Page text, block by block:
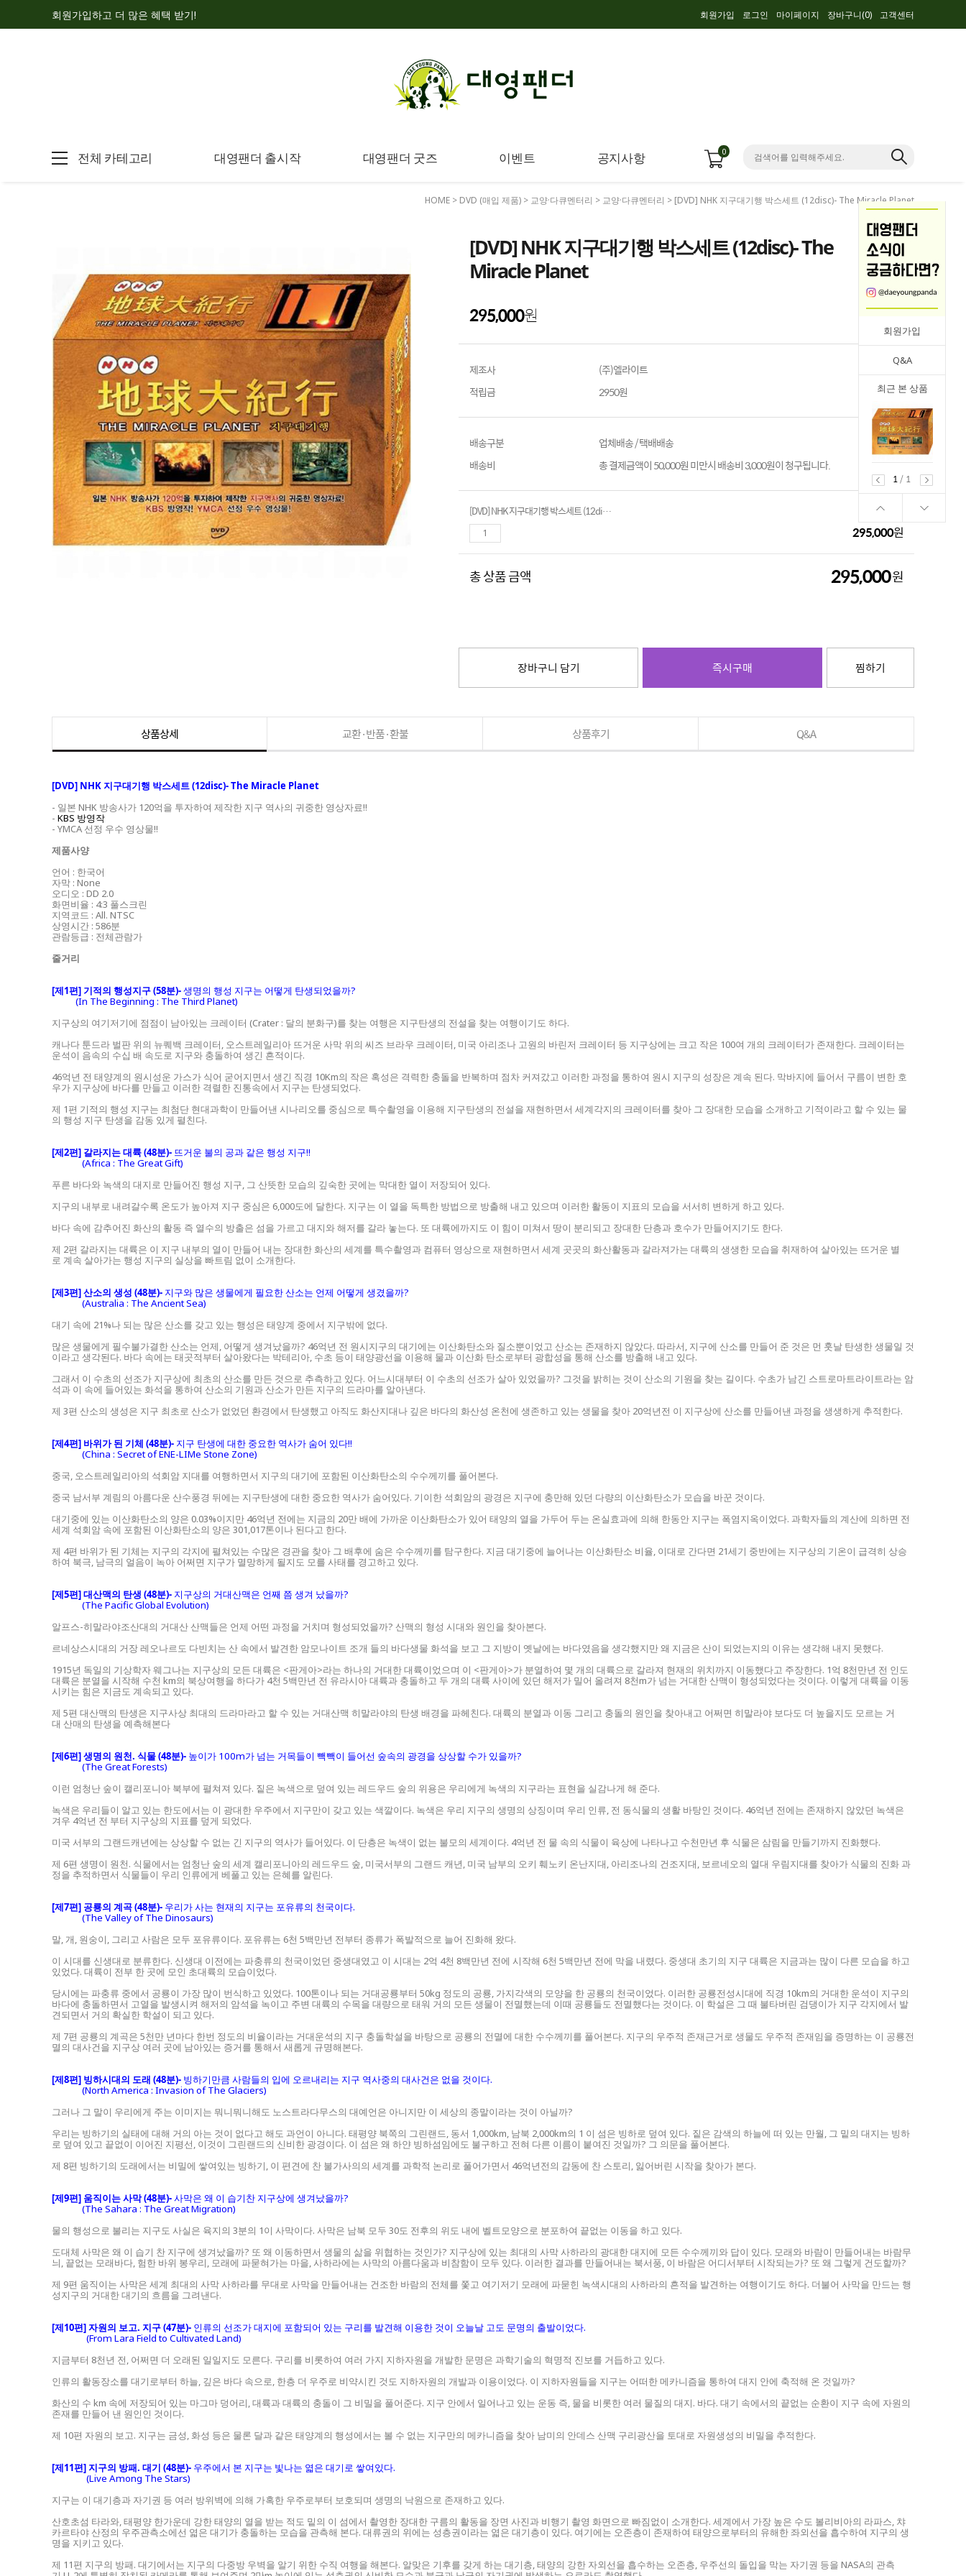
회원가입하고 더 많은 혜택 받기! 회원가입 로그인 마이페이지 장바구니(0) 고객센터
전체 카테고리 대영팬더 출시작 대영팬더 굿즈 이벤트 공지사항 0
회원가입
Q&A
최근 본 상품
1
/ 1
HOME > DVD (매입 제품) > 교양·다큐멘터리 > 교양·다큐멘터리 > [DVD] NHK 지구대기행 박스세트 (12disc)- The Miracle Planet
[DVD] NHK 지구대기행 박스세트 (12disc)- The
Miracle Planet
295,000원
제조사
(주)엘라이트
적립금
2950원
배송구분
업체배송 / 택배배송
배송비
총 결제금액이 50,000원 미만시 배송비 3,000원이 청구됩니다.
[DVD] NHK 지구대기행 박스세트 (12disc)- The Miracle Planet
295,000원
총 상품 금액 295,000원
장바구니 담기 즉시구매 찜하기
상품상세 교환·반품·환불 상품후기 Q&A
[DVD] NHK 지구대기행 박스세트 (12disc)- The Miracle Planet
- 일본 NHK 방송사가 120억을 투자하여 제작한 지구 역사의 귀중한 영상자료!!
- KBS 방영작
- YMCA 선정 우수 영상물!!
제품사양
언어 : 한국어
자막 : None
오디오 : DD 2.0
화면비율 : 4:3 풀스크린
지역코드 : All. NTSC
상영시간 : 586분
관람등급 : 전체관람가
줄거리
[제1편] 기적의 행성지구 (58분)-생명의 행성 지구는 어떻게 탄생되었을까?
(In The Beginning : The Third Planet)
지구상의 여기저기에 점점이 남아있는 크레이터 (Crater : 달의 분화구)를 찾는 여행은 지구탄생의 전설을 찾는 여행이기도 하다.
캐나다 툰드라 벌판 위의 뉴퀘백 크레이터, 오스트레일리아 뜨거운 사막 위의 씨즈 브라우 크레이터, 미국 아리조나 고원의 바린저 크레이터 등 지구상에는 크고 작은 100여 개의 크레이터가 존재한다. 크레이터는
운석이 음속의 수십 배 속도로 지구와 충돌하여 생긴 흔적이다.
46억년 전 태양계의 원시성운 가스가 식어 굳어지면서 생긴 직경 10Km의 작은 혹성은 격력한 충돌을 반복하며 점차 커져갔고 이러한 과정을 통하여 원시 지구의 성장은 계속 된다. 막바지에 들어서 구름이 변한 호
우가 지구상에 바다를 만들고 이러한 격렬한 진통속에서 지구는 탄생되었다.
제 1편 기적의 행성 지구는 최첨단 현대과학이 만들어낸 시나리오를 중심으로 특수촬영을 이용해 지구탄생의 전설을 재현하면서 세계각지의 크레이터를 찾아 그 장대한 모습을 소개하고 기적이라고 할 수 있는 물
의 행성 지구 탄생을 감동 있게 펼친다.
[제2편] 갈라지는 대륙 (48분)- 뜨거운 불의 공과 같은 행성 지구!!
(Africa : The Great Gift)
푸른 바다와 녹색의 대지로 만들어진 행성 지구, 그 산뜻한 모습의 깊숙한 곳에는 막대한 열이 저장되어 있다.
지구의 내부로 내려갈수록 온도가 높아져 지구 중심은 6,000도에 달한다. 지구는 이 열을 독특한 방법으로 방출해 내고 있으며 이러한 활동이 지표의 모습을 서서히 변하게 하고 있다.
바다 속에 감추어진 화산의 활동 즉 열수의 방출은 섬을 가르고 대지와 해저를 갈라 놓는다. 또 대륙에까지도 이 힘이 미쳐서 땅이 분리되고 장대한 단층과 호수가 만들어지기도 한다.
제 2편 갈라지는 대륙은 이 지구 내부의 열이 만들어 내는 장대한 화산의 세계를 특수촬영과 컴퓨터 영상으로 재현하면서 세계 곳곳의 화산활동과 갈라져가는 대륙의 생생한 모습을 취재하여 살아있는 뜨거운 별
로 계속 살아가는 행성 지구의 실상을 빠트림 없이 소개한다.
[제3편] 산소의 생성 (48분)- 지구와 많은 생물에게 필요한 산소는 언제 어떻게 생겼을까?
(Australia : The Ancient Sea)
대기 속에 21%나 되는 많은 산소를 갖고 있는 행성은 태양계 중에서 지구밖에 없다.
많은 생물에게 필수불가결한 산소는 언제, 어떻게 생겨났을까? 46억년 전 원시지구의 대기에는 이산화탄소와 질소뿐이었고 산소는 존재하지 않았다. 따라서, 지구에 산소를 만들어 준 것은 먼 훗날 탄생한 생물일 것
이라고 생각된다. 바다 속에는 태곳적부터 살아왔다는 박테리아, 수초 등이 태양광선을 이용해 물과 이산화 탄소로부터 광합성을 통해 산소를 방출해 내고 있다.
그래서 이 수초의 선조가 지구상에 최초의 산소를 만든 것으로 추측하고 있다. 어느시대부터 이 수초의 선조가 살아 있었을까? 그것을 밝히는 것이 산소의 기원을 찾는 길이다. 수초가 남긴 스트로마트라이트라는 암
석과 이 속에 들어있는 화석을 통하여 산소의 기원과 산소가 만든 지구의 드라마를 알아낸다.
제 3편 산소의 생성은 지구 최초로 산소가 없었던 환경에서 탄생했고 아직도 화산지대나 깊은 바다의 화산성 온천에 생존하고 있는 생물을 찾아 20억년전 이 지구상에 산소를 만들어낸 과정을 생생하게 추적한다.
[제4편] 바위가 된 기체 (48분)- 지구 탄생에 대한 중요한 역사가 숨어 있다!!
(China : Secret of ENE-LIMe Stone Zone)
중국, 오스트레일리아의 석회암 지대를 여행하면서 지구의 대기에 포함된 이산화탄소의 수수께끼를 풀어본다.
중국 남서부 계림의 아름다운 산수풍경 뒤에는 지구탄생에 대한 중요한 역사가 숨어있다. 기이한 석회암의 광경은 지구에 충만해 있던 다량의 이산화탄소가 모습을 바꾼 것이다.
대기중에 있는 이산화탄소의 양은 0.03%이지만 46억년 전에는 지금의 20만 배에 가까운 이산화탄소가 있어 태양의 열을 가두어 두는 온실효과에 의해 한동안 지구는 폭염지옥이었다. 과학자들의 계산에 의하면 전
세계 석회암 속에 포함된 이산화탄소의 양은 301,017톤이나 된다고 한다.
제 4편 바위가 된 기체는 지구의 각지에 펼쳐있는 수많은 경관을 찾아 그 배후에 숨은 수수께끼를 탐구한다. 지금 대기중에 늘어나는 이산화탄소 비율, 이대로 간다면 21세기 중반에는 지구상의 기온이 급격히 상승
하여 북극, 남극의 얼음이 녹아 어쩌면 지구가 멸망하게 될지도 모를 사태를 경고하고 있다.
[제5편] 대산맥의 탄생 (48분)- 지구상의 거대산맥은 언째 쯤 생겨 났을까?
(The Pacific Global Evolution)
알프스-히말라야조산대의 거대산 산맥들은 언제 어떤 과정을 거치며 형성되었을까? 산맥의 형성 시대와 원인을 찾아본다.
르네상스시대의 거장 레오나르도 다빈치는 산 속에서 발견한 암모나이트 조개 들의 바다생물 화석을 보고 그 지방이 옛날에는 바다였음을 생각했지만 왜 지금은 산이 되었는지의 이유는 생각해 내지 못했다.
1915년 독일의 기상학자 웨그나는 지구상의 모든 대륙은 <판게아>라는 하나의 거대한 대륙이었으며 이 <판게아>가 분열하여 몇 개의 대륙으로 갈라져 현재의 위치까지 이동했다고 주장한다. 1억 8천만년 전 인도
대륙은 분열을 시작해 수천 km의 북상여행을 하다가 4천 5백만년 전 유라시아 대륙과 충돌하고 두 개의 대륙 사이에 있던 해저가 밀어 올려져 8천m가 넘는 거대한 산맥이 형성되었다는 것이다. 이렇게 대륙을 이동
시키는 힘은 지금도 계속되고 있다.
제 5편 대산맥의 탄생은 지구사상 최대의 드라마라고 할 수 있는 거대산맥 히말라야의 탄생 배경을 파헤친다. 대륙의 분열과 이동 그리고 충돌의 원인을 찾아내고 어쩌면 히말라야 보다도 더 높을지도 모르는 거
대 산매의 탄생을 예측해본다
[제6편] 생명의 원천. 식물 (48분)- 높이가 100m가 넘는 거목들이 빽빽이 들어선 숲속의 광경을 상상할 수가 있을까?
(The Great Forests)
이런 엄청난 숲이 캘리포니아 북부에 펼쳐져 있다. 짙은 녹색으로 덮여 있는 레드우드 숲의 위용은 우리에게 녹색의 지구라는 표현을 실감나게 해 준다.
녹색은 우리들이 알고 있는 한도에서는 이 광대한 우주에서 지구만이 갖고 있는 색깔이다. 녹색은 우리 지구의 생명의 상징이며 우리 인류, 전 동식물의 생활 바탕인 것이다. 46억년 전에는 존재하지 않았던 녹색은
겨우 4억년 전 부터 지구상의 지표를 덮게 되었다.
미국 서부의 그랜드캐년에는 상상할 수 없는 긴 지구의 역사가 들어있다. 이 단층은 녹색이 없는 불모의 세계이다. 4억년 전 물 속의 식물이 육상에 나타나고 수천만년 후 식물은 삼림을 만들기까지 진화했다.
제 6편 생명이 원천. 식물에서는 엄청난 숲의 세계 캘리포니아의 레드우드 숲, 미국서부의 그랜드 캐년, 미국 남부의 오키 훼노키 온난지대, 아리조나의 건조지대, 보르네오의 열대 우림지대를 찾아가 식물의 진화 과
정을 추적하면서 식물들이 우리 인류에게 베풀고 있는 은혜를 알린다.
[제7편] 공룡의 계곡 (48분)- 우리가 사는 현재의 지구는 포유류의 천국이다.
(The Valley of The Dinosaurs)
말, 개, 원숭이, 그리고 사람은 모두 포유류이다. 포유류는 6천 5백만년 전부터 종류가 폭발적으로 늘어 진화해 왔다.
이 시대를 신생대로 분류한다. 신생대 이전에는 파충류의 천국이었던 중생대였고 이 시대는 2억 4천 8백만년 전에 시작해 6천 5백만년 전에 막을 내렸다. 중생대 초기의 지구 대륙은 지금과는 많이 다른 모습을 하고
있었다. 대륙이 전부 한 곳에 모인 초대륙의 모습이었다.
당시에는 파충류 중에서 공룡이 가장 많이 번식하고 있었다. 100톤이나 되는 거대공룡부터 50kg 정도의 공룡, 가지각색의 모양을 한 공룡의 천국이었다. 이러한 공룡전성시대에 직경 10km의 거대한 운석이 지구의
바다에 충돌하면서 고열을 발생시켜 해저의 암석을 녹이고 주변 대륙의 수목을 대량으로 태워 거의 모든 생물이 전멸했는데 이때 공룡들도 전멸했다는 것이다. 이 학설은 그 때 불타버린 검댕이가 지구 각지에서 발
견되면서 거의 확실한 학설이 되고 있다.
제 7편 공룡의 계곡은 5천만 년마다 한번 정도의 비율이라는 거대운석의 지구 충돌학설을 바탕으로 공룡의 전멸에 대한 수수께끼를 풀어본다. 지구의 우주적 존재근거로 생물도 우주적 존재임을 증명하는 이 공룡전
멸의 대사건을 지구상 여러 곳에 남아있는 증거를 통해서 새롭게 규명해본다.
[제8편] 빙하시대의 도래 (48분)- 빙하기만큼 사람들의 입에 오르내리는 지구 역사중의 대사건은 없을 것이다.
(North America : Invasion of The Glaciers)
그러나 그 말이 우리에게 주는 이미지는 뭐니뭐니해도 노스트라다무스의 대예언은 아니지만 이 세상의 종말이라는 것이 아닐까?
우리는 빙하기의 실태에 대해 거의 아는 것이 없다고 해도 과언이 아니다. 태평양 북쪽의 그린랜드, 동서 1,000km, 남북 2,000km의 1 이 섬은 빙하로 덮여 있다. 짙은 감색의 하늘에 떠 있는 만월, 그 밑의 대지는 빙하
로 덮여 있고 끝없이 이어진 지평선, 이것이 그린랜드의 신비한 광경이다. 이 섬은 왜 하얀 빙하섬임에도 불구하고 전혀 다른 이름이 붙여진 것일까? 그 의문을 풀어본다.
제 8편 빙하기의 도래에서는 비밀에 쌓여있는 빙하기, 이 편견에 찬 불가사의의 세계를 과학적 논리로 풀어가면서 46억년전의 감동에 찬 스토리, 잃어버린 시작을 찾아가 본다.
[제9편] 움직이는 사막 (48분)-사막은 왜 이 습기찬 지구상에 생겨났을까?
(The Sahara : The Great Migration)
물의 행성으로 불리는 지구도 사실은 육지의 3분의 1이 사막이다. 사막은 남북 모두 30도 전후의 위도 내에 벨트모양으로 분포하여 끝없는 이동을 하고 있다.
도대체 사막은 왜 이 습기 찬 지구에 생겨났을까? 또 왜 이동하면서 생물의 삶을 위협하는 것인가? 지구상에 있는 최대의 사막 사하라의 광대한 대지에 모든 수수께끼와 답이 있다. 모래와 바람이 만들어내는 바람무
늬, 끝없는 모래바다, 험한 바위 봉우리, 모래에 파묻혀가는 마을, 사하라에는 사막의 아름다움과 비참함이 모두 있다. 이러한 결과를 만들어내는 북서풍, 이 바람은 어디서부터 시작되는가? 또 왜 그렇게 건도할까?
제 9편 움직이는 사막은 세계 최대의 사막 사하라를 무대로 사막을 만들어내는 건조한 바람의 전체를 쫓고 여기저기 모래에 파묻힌 녹색시대의 사하라의 흔적을 발견하는 여행이기도 하다. 더불어 사막을 만드는 행
성지구의 거대한 대기의 흐름을 그려낸다.
[제10편] 자원의 보고. 지구 (47분)- 인류의 선조가 대지에 포함되어 있는 구리를 발견해 이용한 것이 오늘날 고도 문명의 출발이었다.
(From Lara Field to Cultivated Land)
지금부터 8천년 전, 어쩌면 더 오래된 일일지도 모른다. 구리를 비롯하여 여러 가지 지하자원을 개발한 문명은 과학기술의 혁명적 진보를 거듭하고 있다.
인류의 활동장소를 대기로부터 하늘, 깊은 바다 속으로, 한층 더 우주로 비약시킨 것도 지하자원의 개발과 이용이었다. 이 지하자원들을 지구는 어떠한 메카니즘을 통하여 대지 안에 축적해 온 것일까?
화산의 수 km 속에 저장되어 있는 마그마 덩어리, 대륙과 대륙의 충돌이 그 비밀을 풀어준다. 지구 안에서 일어나고 있는 운동 즉, 물을 비롯한 여러 물질의 대지. 바다. 대기 속에서의 끝없는 순환이 지구 속에 자원의
존재를 만들어 낸 원인인 것이다.
제 10편 자원의 보고. 지구는 금성, 화성 등은 물론 달과 같은 태양계의 행성에서는 볼 수 없는 지구만의 메카니즘을 찾아 남미의 안데스 산맥 구리광산을 토대로 자원생성의 비밀을 추적한다.
[제11편] 지구의 방패. 대기 (48분)- 우주에서 본 지구는 빛나는 엷은 대기로 쌓여있다.
(Live Among The Stars)
지구는 이 대기층과 자기권 등 여러 방위벽에 의해 가혹한 우주로부터 보호되며 생명의 낙원으로 존재하고 있다.
산호초섬 타라와, 태평양 한가운데 강한 태양의 열을 받는 적도 밑의 이 섬에서 촬영한 장대한 구름의 활동을 장면 사진과 비행기 촬영 화면으로 빠짐없이 소개한다. 세계에서 가장 높은 수도 볼리비아의 라파스, 챠
카르타야 산정의 우주관측소에선 엷은 대기가 충돌하는 모습을 관측해 본다. 대류권의 위에는 성층권이라는 엷은 대기층이 있다. 여기에는 오존층이 존재하여 태양으로부터의 유해한 좌외선을 흡수하여 지구의 생
명을 지키고 있다.
제 11편 지구의 방패. 대기에서는 지구의 다중방 우벽을 알기 위한 수직 여행을 해본다. 알맞은 기후를 갖게 하는 대기층, 태양의 강한 자외선을 흡수하는 오존층, 우주선의 돌입을 막는 자기권 등을 NASA의 관측